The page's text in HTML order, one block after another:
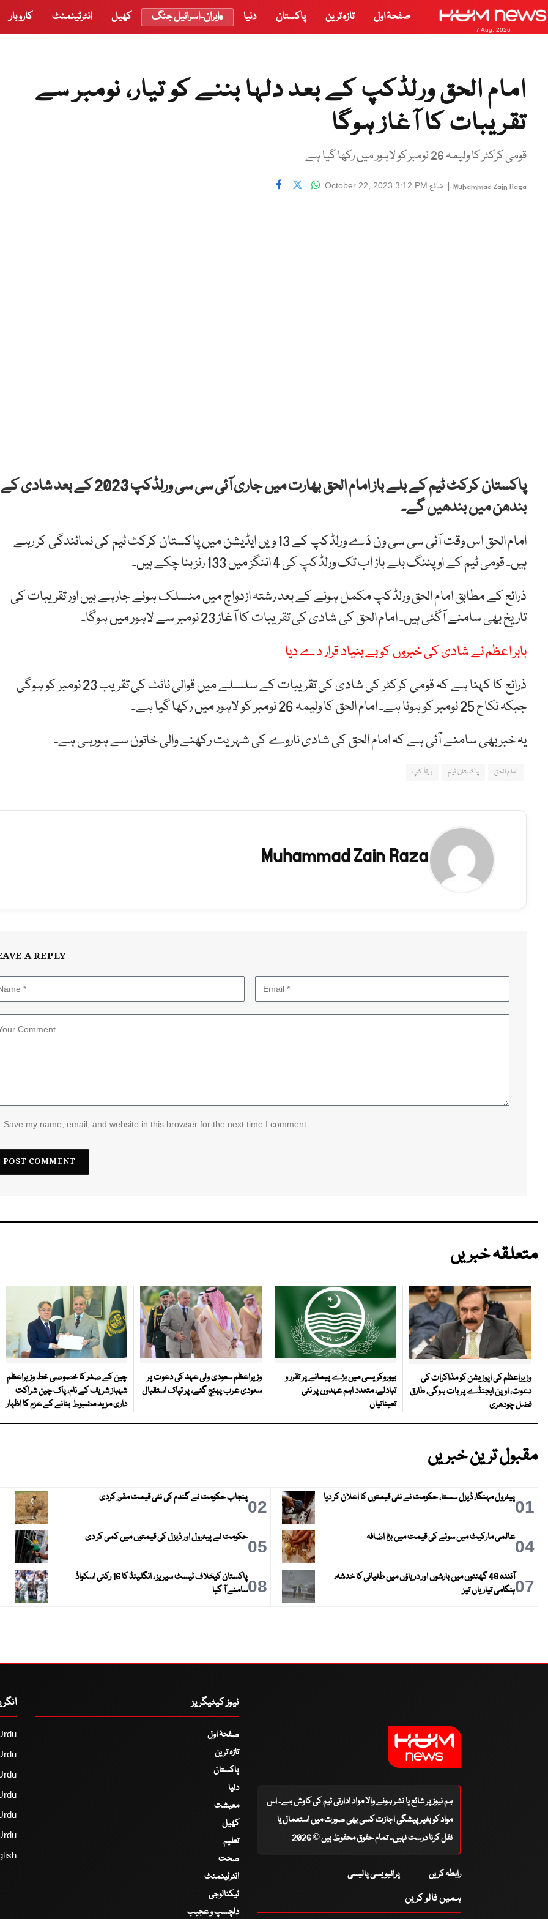
7 Aug, 2026
صفحۂ اول تازہ ترین پاکستان دنیا ایران-اسرائیل جنگ کھیل انٹرٹینمنٹ کاروبار
امام الحق ورلڈکپ کے بعد دلہا بننے کو تیار، نومبر سے
تقریبات کا آغاز ہوگا
قومی کرکٹر کا ولیمہ 26 نومبر کو لاہور میں رکھا گیا ہے
Muhammad Zain Raza
| شائع October 22, 2023 3:12 PM
پاکستان کرکٹ ٹیم کے بلے باز امام الحق بھارت میں جاری آئی سی سی ورلڈکپ 2023 کے بعد شادی کے
بندھن میں بندھیں گے۔
امام الحق اس وقت آئی سی سی ون ڈے ورلڈکپ کے 13 ویں ایڈیشن میں پاکستان کرکٹ ٹیم کی نمائندگی کر رہے
ہیں۔ قومی ٹیم کے اوپننگ بلے باز اب تک ورلڈکپ کی 4 اننگز میں 133 رنز بنا چکے ہیں۔
ذرائع کے مطابق امام الحق ورلڈکپ مکمل ہونے کے بعد رشتہ ازدواج میں منسلک ہونے جارہے ہیں اور تقریبات کی
تاریخ بھی سامنے آگئی ہیں۔ امام الحق کی شادی کی تقریبات کا آغاز 23 نومبر سے لاہور میں ہوگا۔
بابر اعظم نے شادی کی خبروں کو بے بنیاد قرار دے دیا
ذرائع کا کہنا ہے کہ قومی کرکٹر کی شادی کی تقریبات کے سلسلے میں قوالی نائٹ کی تقریب 23 نومبر کو ہوگی
جبکہ نکاح 25 نومبر کو ہونا ہے۔ امام الحق کا ولیمہ 26 نومبر کو لاہور میں رکھا گیا ہے۔
یہ خبر بھی سامنے آئی ہے کہ امام الحق کی شادی ناروے کی شہریت رکھنے والی خاتون سے ہورہی ہے۔
امام الحق پاکستان ٹیم ورلڈکپ
Muhammad Zain Raza
A REPLY
Save my name, email, and website in this browser for the next time I comment.
متعلقہ خبریں
وزیراعظم کی اپوزیشن کو مذاکرات کی
دعوت، اوپن ایجنڈے پر بات ہوگی، طارق
فضل چودھری
بیوروکریسی میں بڑے پیمانے پر تقرر و
تبادلے، متعدد اہم عہدوں پر نئی
تعیناتیاں
وزیراعظم سعودی ولی عہد کی دعوت پر
سعودی عرب پہنچ گئے، پر تپاک استقبال
چین کے صدر کا خصوصی خط وزیراعظم
شہباز شریف کے نام، پاک چین شراکت
داری مزید مضبوط بنانے کے عزم کا اظہار
مقبول ترین خبریں
01پیٹرول مہنگا، ڈیزل سستا، حکومت نے نئی قیمتوں کا اعلان کر دیا 02پنجاب حکومت نے گندم کی نئی قیمت مقرر کردی
04عالمی مارکیٹ میں سونے کی قیمت میں بڑا اضافہ 05حکومت نے پیٹرول اور ڈیزل کی قیمتوں میں کمی کر دی
07
آئندہ 48 گھنٹوں میں بارشوں اور دریاؤں میں طغیانی کا خدشہ،
ہنگامی تیاریاں تیز
08
پاکستان کیخلاف ٹیسٹ سیریز ، انگلینڈ کا 16 رکنی اسکواڈ
سامنے آ گیا
ہم نیوز پر شائع یا نشر ہونے والا مواد ادارتی ٹیم کی کاوش ہے۔ اس
مواد کو بغیر پیشگی اجازت کسی بھی صورت میں استعمال یا
نقل کرنا درست نہیں۔ تمام حقوق محفوظ ہیں © 2026
رابطہ کریں پرائیویسی پالیسی
ہمیں فالو کریں
نیوز کیٹیگریز
صفحۂ اول
تازہ ترین
پاکستان
دنیا
معیشت
کھیل
تعلیم
صحت
انٹرٹینمنٹ
ٹیکنالوجی
دلچسپ و عجیب